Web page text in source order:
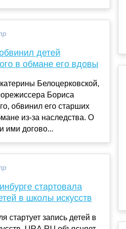
детей
в обмане его вдовы
Белоцерковской,
Бориса
обвинил его старших
из-за наследства. О
ими догово...
стартовала
в школы искусств
стартует запись детей в